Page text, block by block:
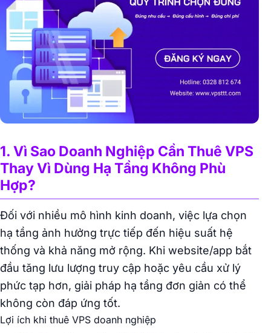
1. Vì Sao Doanh Nghiệp Cần Thuê VPS
Thay Vì Dùng Hạ Tầng Không Phù
Hợp?
Đối với nhiều mô hình kinh doanh, việc lựa chọn
hạ tầng ảnh hưởng trực tiếp đến hiệu suất hệ
thống và khả năng mở rộng. Khi website/app bắt
đầu tăng lưu lượng truy cập hoặc yêu cầu xử lý
phức tạp hơn, giải pháp hạ tầng đơn giản có thể
không còn đáp ứng tốt.
Lợi ích khi thuê VPS doanh nghiệp